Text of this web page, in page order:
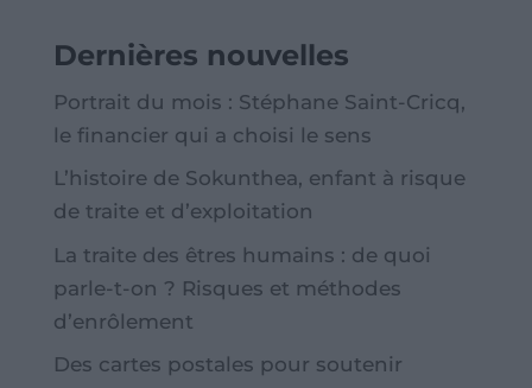
Dernières nouvelles
Portrait du mois : Stéphane Saint-Cricq,
le financier qui a choisi le sens
L’histoire de Sokunthea, enfant à risque
de traite et d’exploitation
La traite des êtres humains : de quoi
parle-t-on ? Risques et méthodes
d’enrôlement
Des cartes postales pour soutenir